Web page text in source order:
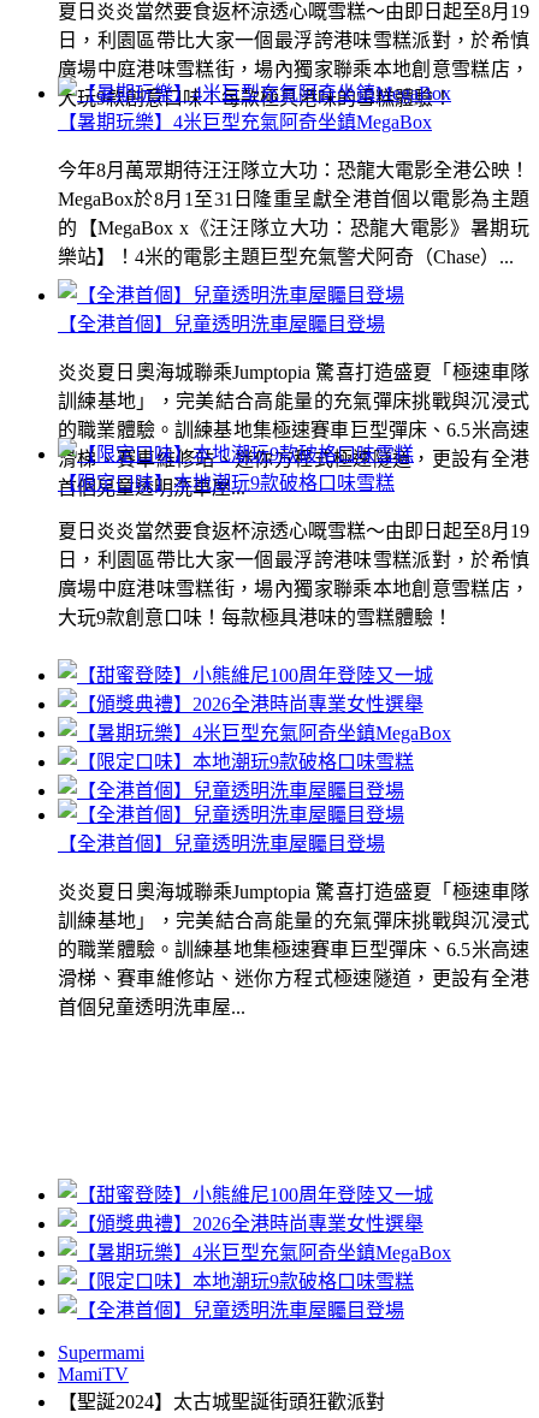
夏日炎炎當然要食返杯涼透心嘅雪糕～由即日起至8月19
日，利園區帶比大家一個最浮誇港味雪糕派對，於希慎
廣場中庭港味雪糕街，場內獨家聯乘本地創意雪糕店，
大玩9款創意口味！每款極具港味的雪糕體驗！
【全港首個】兒童透明洗車屋矚目登場
炎炎夏日奧海城聯乘Jumptopia 驚喜打造盛夏「極速車隊
訓練基地」，完美結合高能量的充氣彈床挑戰與沉浸式
的職業體驗。訓練基地集極速賽車巨型彈床、6.5米高速
滑梯、賽車維修站、迷你方程式極速隧道，更設有全港
首個兒童透明洗車屋...
【暑期玩樂】4米巨型充氣阿奇坐鎮MegaBox
今年8月萬眾期待汪汪隊立大功：恐龍大電影全港公映！
MegaBox於8月1至31日隆重呈獻全港首個以電影為主題
的【MegaBox x《汪汪隊立大功：恐龍大電影》暑期玩
樂站】！4米的電影主題巨型充氣警犬阿奇（Chase）...
【限定口味】本地潮玩9款破格口味雪糕
夏日炎炎當然要食返杯涼透心嘅雪糕～由即日起至8月19
日，利園區帶比大家一個最浮誇港味雪糕派對，於希慎
廣場中庭港味雪糕街，場內獨家聯乘本地創意雪糕店，
大玩9款創意口味！每款極具港味的雪糕體驗！
【全港首個】兒童透明洗車屋矚目登場
炎炎夏日奧海城聯乘Jumptopia 驚喜打造盛夏「極速車隊
訓練基地」，完美結合高能量的充氣彈床挑戰與沉浸式
的職業體驗。訓練基地集極速賽車巨型彈床、6.5米高速
滑梯、賽車維修站、迷你方程式極速隧道，更設有全港
首個兒童透明洗車屋...
Supermami
MamiTV
【聖誕2024】太古城聖誕街頭狂歡派對